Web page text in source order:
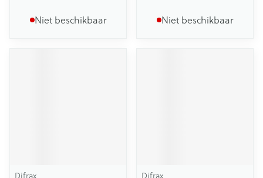
Niet beschikbaar Niet beschikbaar
Difrax Difrax